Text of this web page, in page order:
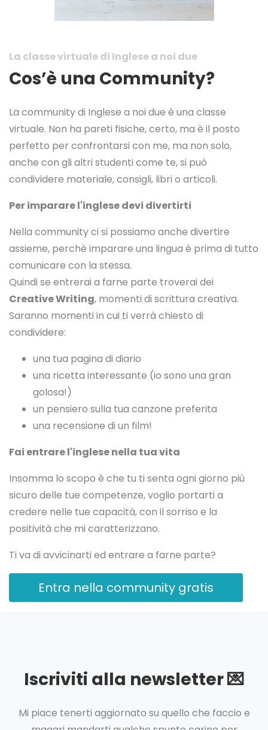
La classe virtuale di Inglese a noi due
Cos’è una Community?
La community di Inglese a noi due è una classe
virtuale. Non ha pareti fisiche, certo, ma è il posto
perfetto per confrontarsi con me, ma non solo,
anche con gli altri studenti come te, si può
condividere materiale, consigli, libri o articoli.
Per imparare l'inglese devi divertirti
Nella community ci si possiamo anche divertire
assieme, perchè imparare una lingua è prima di tutto
comunicare con la stessa.
Quindi se entrerai a farne parte troverai dei
Creative Writing, momenti di scrittura creativa.
Saranno momenti in cui ti verrà chiesto di
condividere:
una tua pagina di diario
una ricetta interessante (io sono una gran
golosa!)
un pensiero sulla tua canzone preferita
una recensione di un film!
Fai entrare l'inglese nella tua vita
Insomma lo scopo è che tu ti senta ogni giorno più
sicuro delle tue competenze, voglio portarti a
credere nelle tue capacità, con il sorriso e la
positività che mi caratterizzano.
Ti va di avvicinarti ed entrare a farne parte?
Entra nella community gratis
Iscriviti alla newsletter 💌
Mi piace tenerti aggiornato su quello che faccio e